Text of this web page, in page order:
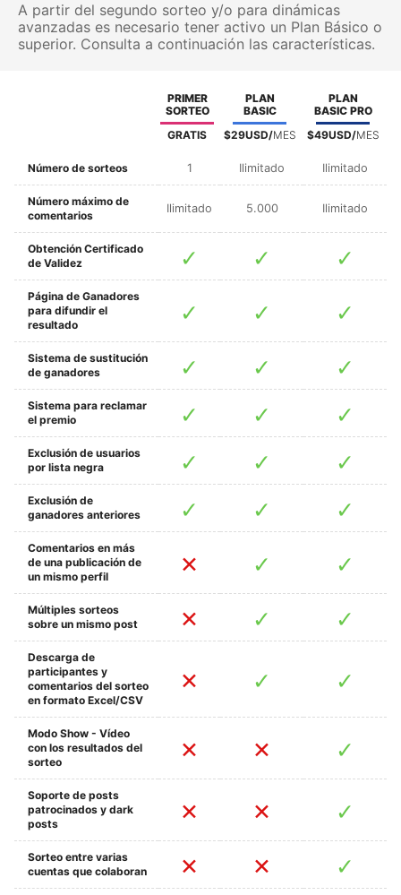
A partir del segundo sorteo y/o para dinámicas
avanzadas es necesario tener activo un Plan Básico o
superior. Consulta a continuación las características.
PRIMER
SORTEO
GRATIS
PLAN
BASIC
$29USD/MES
PLAN
BASIC PRO
$49USD/MES
Número de sorteos 1 Ilimitado Ilimitado
Número máximo de
comentarios
Ilimitado 5.000 Ilimitado
Obtención Certificado
de Validez
Página de Ganadores
para difundir el
resultado
Sistema de sustitución
de ganadores
Sistema para reclamar
el premio
Exclusión de usuarios
por lista negra
Exclusión de
ganadores anteriores
Comentarios en más
de una publicación de
un mismo perfil
Múltiples sorteos
sobre un mismo post
Descarga de
participantes y
comentarios del sorteo
en formato Excel/CSV
Modo Show - Vídeo
con los resultados del
sorteo
Soporte de posts
patrocinados y dark
posts
Sorteo entre varias
cuentas que colaboran